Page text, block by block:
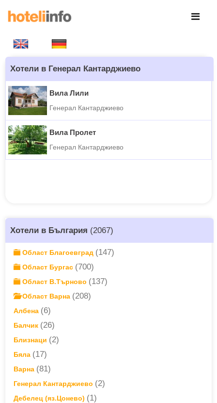
Хотели в България (2067)
Област Благоевград (147)
Област Бургас (700)
Област В.Търново (137)
Област Варна (208)
Албена (6)
Балчик (26)
Близнаци (2)
Бяла (17)
Варна (81)
Генерал Кантарджиево (2)
Дебелец (яз.Цонево) (1)
Хотели в Генерал Кантарджиево
Вила Лили
Генерал Кантарджиево
Вила Пролет
Генерал Кантарджиево